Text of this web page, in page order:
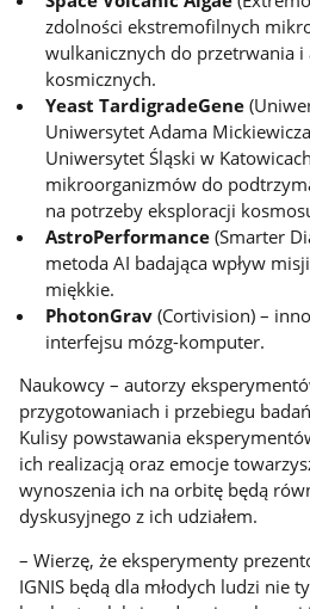
zdolności ekstremofilnych
wulkanicznych do przetrwania
kosmicznych.
Yeast TardigradeGene
Uniwersytet Adama
Uniwersytet Śląski w
mikroorganizmów do
na potrzeby eksploracji
AstroPerformance (Smarter
metoda AI badająca wpływ
miękkie.
PhotonGrav (Cortivision) –
interfejsu mózg-komputer.
Naukowcy – autorzy
przygotowaniach i przebiegu
Kulisy powstawania
ich realizacją oraz emocje
wynoszenia ich na orbitę będą
dyskusyjnego z ich udziałem.
– Wierzę, że eksperymenty
IGNIS będą dla młodych ludzi nie